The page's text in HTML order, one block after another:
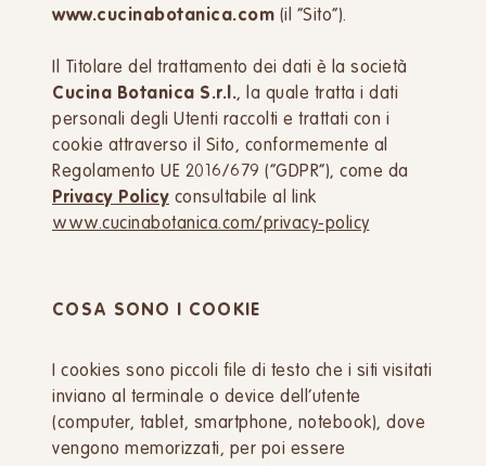
www.cucinabotanica.com (il “Sito”).
Il Titolare del trattamento dei dati è la società
Cucina Botanica S.r.l., la quale tratta i dati
personali degli Utenti raccolti e trattati con i
cookie attraverso il Sito, conformemente al
Regolamento UE 2016/679 (“GDPR”), come da
Privacy Policy consultabile al link
www.cucinabotanica.com/privacy-policy
COSA SONO I COOKIE
I cookies sono piccoli file di testo che i siti visitati
inviano al terminale o device dell’utente
(computer, tablet, smartphone, notebook), dove
vengono memorizzati, per poi essere